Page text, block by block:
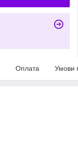
Оплата Умови